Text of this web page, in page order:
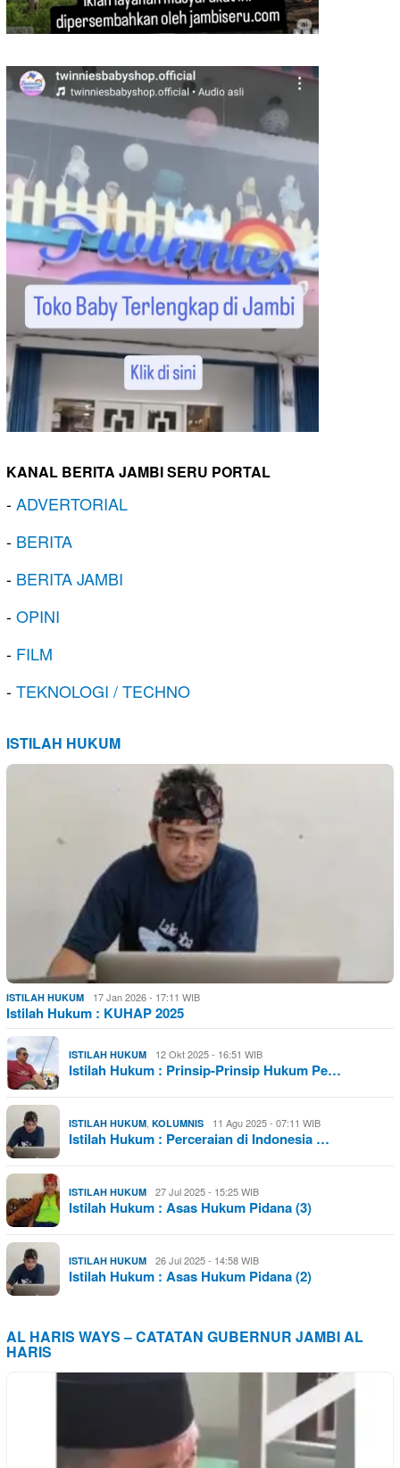
KANAL BERITA JAMBI SERU PORTAL
-ADVERTORIAL
- BERITA
- BERITA JAMBI
-OPINI
- FILM
-TEKNOLOGI / TECHNO
ISTILAH HUKUM
ISTILAH HUKUM 17 Jan 2026 - 17:11 WIB
Istilah Hukum : KUHAP 2025
ISTILAH HUKUM 12 Okt 2025 - 16:51 WIB
Istilah Hukum : Prinsip-Prinsip Hukum Pe…
ISTILAH HUKUM KOLUMNIS 11 Agu 2025 - 07:11 WIB
Istilah Hukum : Perceraian di Indonesia …
ISTILAH HUKUM 27 Jul 2025 - 15:25 WIB
Istilah Hukum : Asas Hukum Pidana (3)
ISTILAH HUKUM 26 Jul 2025 - 14:58 WIB
Istilah Hukum : Asas Hukum Pidana (2)
AL HARIS WAYS – CATATAN GUBERNUR JAMBI AL
HARIS